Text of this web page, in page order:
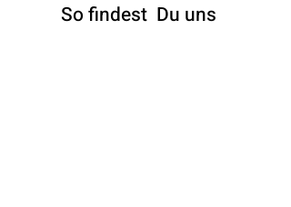
So findest Du uns